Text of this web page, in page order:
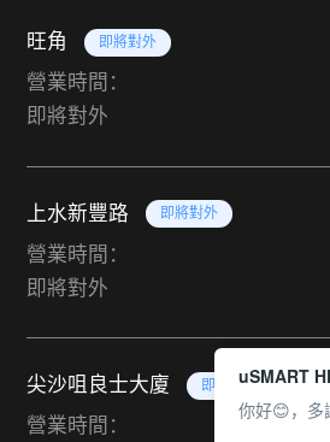
旺角 即將對外
營業時間：
即將對外
上水新豐路 即將對外
營業時間：
即將對外
尖沙咀良士大廈 即將對外
營業時間：
uSMART
你好😊，多